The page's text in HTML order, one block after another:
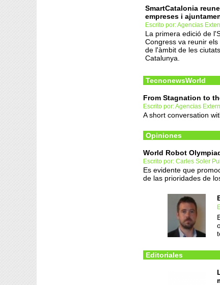
SmartCatalonia
empreses i
Escrito por: Agencias
La primera edició de
Congress va reunir
de l'àmbit de les
Catalunya.
TecnonewsWorld
From Stagnation to
Escrito por: Agencias
A short conversation
Opiniones
World Robot
Escrito por: Carles Soler
Es evidente que
de las prioridades de
Editoriales